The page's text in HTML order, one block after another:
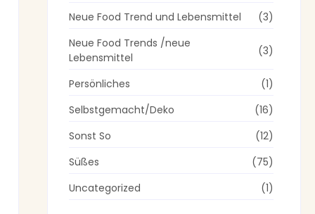
Neue Food Trend und Lebensmittel
(3)
Neue Food Trends /neue
Lebensmittel
(3)
Persönliches
(1)
Selbstgemacht/Deko
(16)
Sonst So
(12)
Süßes
(75)
Uncategorized
(1)